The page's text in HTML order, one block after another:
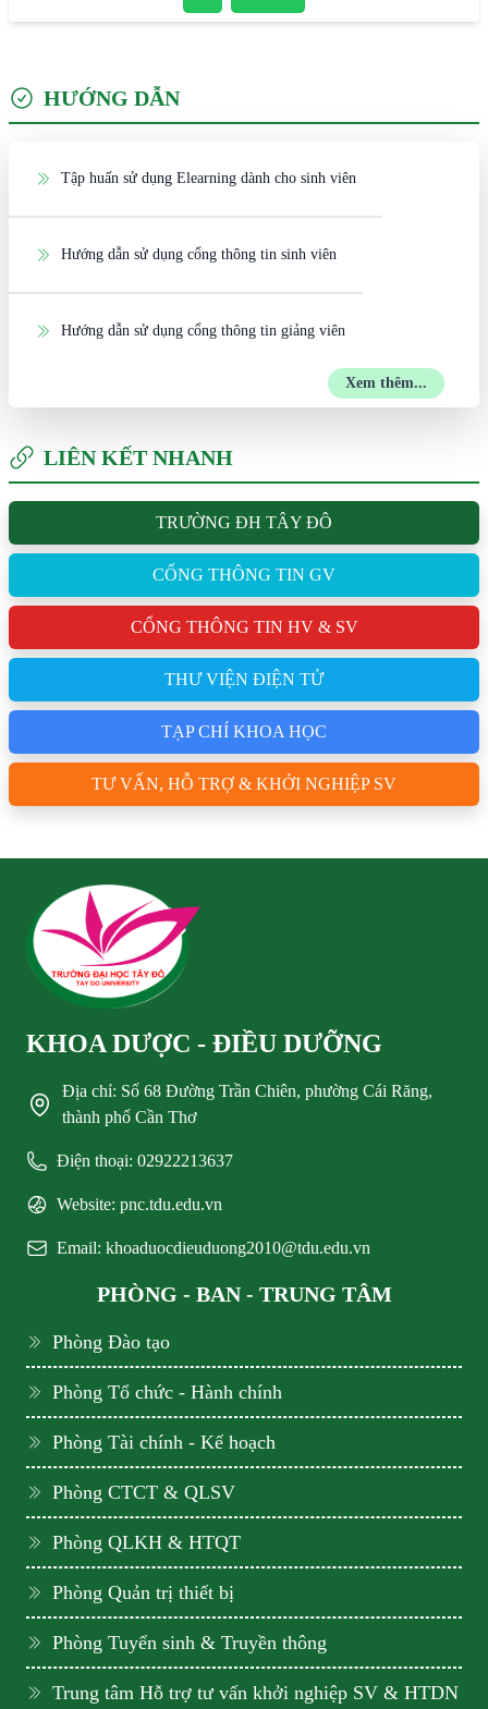
HƯỚNG DẪN
Tập huấn sử dụng Elearning dành cho sinh viên
Hướng dẫn sử dụng cổng thông tin sinh viên
Hướng dẫn sử dụng cổng thông tin giảng viên
Xem thêm...
LIÊN KẾT NHANH
TRƯỜNG ĐH TÂY ĐÔ
CỔNG THÔNG TIN GV
CỔNG THÔNG TIN HV & SV
THƯ VIỆN ĐIỆN TỬ
TẠP CHÍ KHOA HỌC
TƯ VẤN, HỖ TRỢ & KHỞI NGHIỆP SV
KHOA DƯỢC - ĐIỀU DƯỠNG
Địa chỉ: Số 68 Đường Trần Chiên, phường Cái Răng,
thành phố Cần Thơ
Điện thoại: 02922213637
Website: pnc.tdu.edu.vn
Email: khoaduocdieuduong2010@tdu.edu.vn
PHÒNG - BAN - TRUNG TÂM
Phòng Đào tạo
Phòng Tổ chức - Hành chính
Phòng Tài chính - Kế hoạch
Phòng CTCT & QLSV
Phòng QLKH & HTQT
Phòng Quản trị thiết bị
Phòng Tuyển sinh & Truyền thông
Trung tâm Hỗ trợ tư vấn khởi nghiệp SV & HTDN